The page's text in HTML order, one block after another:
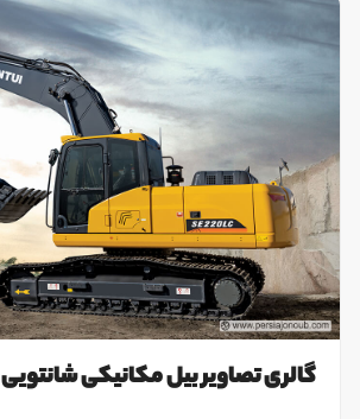
گالری تصاویر بیل مکانیکی شانتویی SE220LC